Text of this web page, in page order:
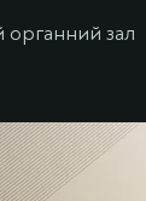
органний зал